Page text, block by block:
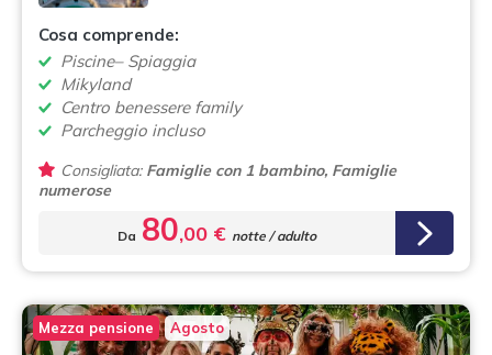
Cosa comprende:
Piscine– Spiaggia
Mikyland
Centro benessere family
Parcheggio incluso
Consigliata:Famiglie con 1 bambino, Famiglie
numerose
Da 80,00 € notte / adulto
Mezza pensione Agosto